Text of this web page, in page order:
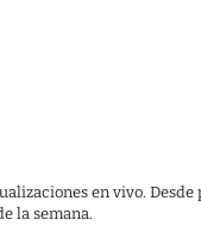
en vivo.
la semana.